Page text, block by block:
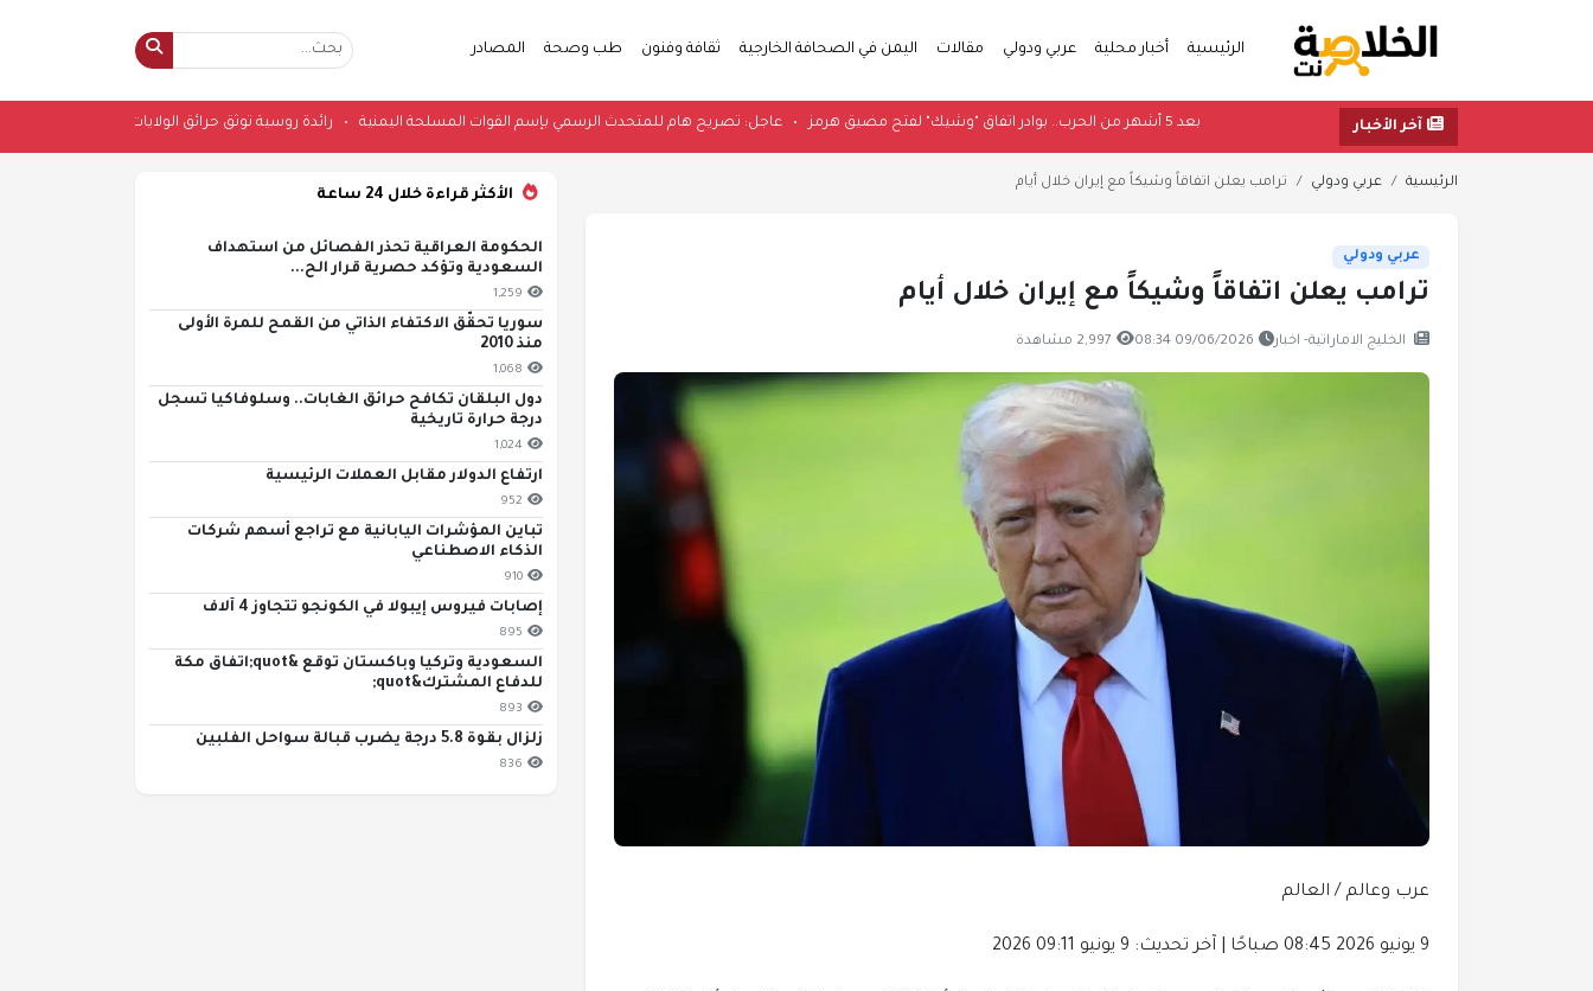
الرئيسية أخبار محلية عربي ودولي مقالات اليمن في الصحافة الخارجية ثقافة وفنون طب وصحة المصادر
آخر الأخبار بعد 5 أشهر من الحرب.. بوادر اتفاق "وشيك" لفتح مضيق هرمز •عاجل: تصريح هام للمتحدث الرسمي بإسم القوات المسلحة اليمنية •رائدة روسية توثق حرائق الولايات
الرئيسية عربي ودولي ترامب يعلن اتفاقاً وشيكاً مع إيران خلال أيام
عربي ودولي
ترامب يعلن اتفاقاً وشيكاً مع إيران خلال أيام
الخليج الاماراتية- اخبار 09/06/2026 08:34 2,997 مشاهدة
عرب وعالم / العالم
9 يونيو 2026 08:45 صباحًا | آخر تحديث: 9 يونيو 09:11 2026
الأكثر قراءة خلال 24 ساعة
الحكومة العراقية تحذر الفصائل من استهداف
السعودية وتؤكد حصرية قرار الح...
1,259
سوريا تحقّق الاكتفاء الذاتي من القمح للمرة الأولى
منذ 2010
1,068
دول البلقان تكافح حرائق الغابات.. وسلوفاكيا تسجل
درجة حرارة تاريخية
1,024
ارتفاع الدولار مقابل العملات الرئيسية
952
تباين المؤشرات اليابانية مع تراجع أسهم شركات
الذكاء الاصطناعي
910
إصابات فيروس إيبولا في الكونجو تتجاوز 4 آلاف
895
السعودية وتركيا وباكستان توقع &quot;اتفاق مكة
للدفاع المشترك&quot;
893
زلزال بقوة 5.8 درجة يضرب قبالة سواحل الفلبين
836